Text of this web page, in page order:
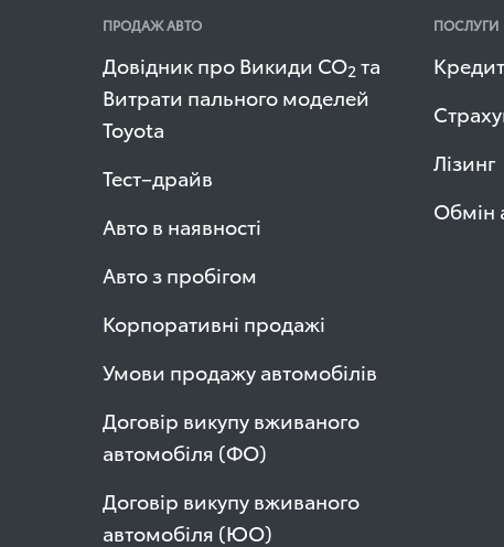
ПРОДАЖ АВТО
Довідник про Викиди СО2 та
Витрати пального моделей
Toyota
Тест–драйв
Авто в наявності
Авто з пробігом
Корпоративні продажі
Умови продажу автомобілів
Договір викупу вживаного
автомобіля (ФО)
Договір викупу вживаного
автомобіля (ЮО)
ПОСЛУГИ
Кредит
Лізинг
Обмін